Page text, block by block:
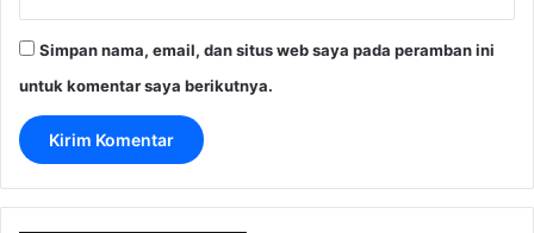
Simpan nama, email, dan situs web saya pada peramban ini
untuk komentar saya berikutnya.